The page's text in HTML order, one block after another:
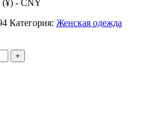
(¥) - CNY
Категория: Женская одежда